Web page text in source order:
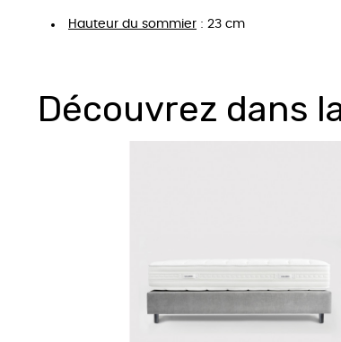
Hauteur du sommier : 23 cm
Découvrez dans